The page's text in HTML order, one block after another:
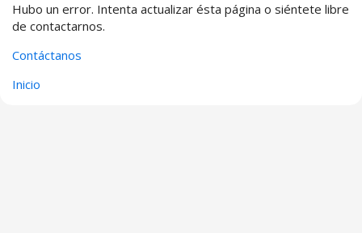
Hubo un error. Intenta actualizar ésta página o siéntete libre
de contactarnos.
Contáctanos
Inicio